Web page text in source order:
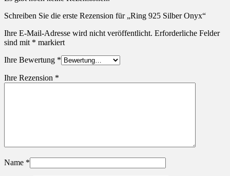
Schreiben Sie die erste Rezension für „Ring 925 Silber Onyx“
Ihre E-Mail-Adresse wird nicht veröffentlicht. Erforderliche Felder
sind mit * markiert
Ihre Bewertung *
Ihre Rezension *
Name *